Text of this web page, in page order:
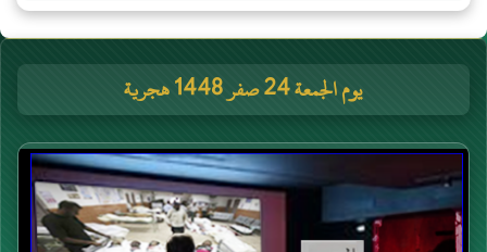
يوم الجمعة 24 صفر 1448 هجرية